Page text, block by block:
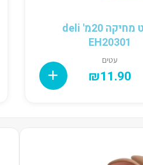
סרט מחיקה 20מ' deli
EH20301
עטים
₪11.90